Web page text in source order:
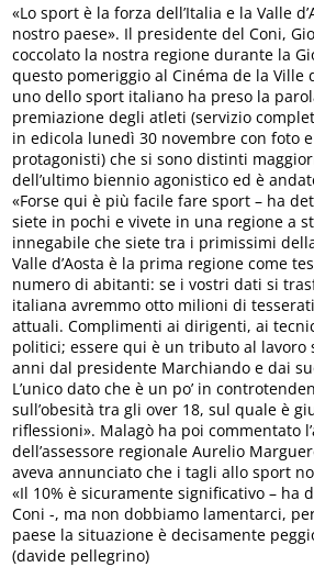
«Lo sport è la forza dell’Italia e la Valle
nostro paese». Il presidente del Coni,
coccolato la nostra regione durante la
questo pomeriggio al Cinéma de la Ville
uno dello sport italiano ha preso la
premiazione degli atleti (servizio
in edicola lunedì 30 novembre con foto
protagonisti) che si sono distinti
dell’ultimo biennio agonistico ed è
«Forse qui è più facile fare sport – ha
siete in pochi e vivete in una regione a
innegabile che siete tra i primissimi
Valle d’Aosta è la prima regione come
numero di abitanti: se i vostri dati si
italiana avremmo otto milioni di
attuali. Complimenti ai dirigenti, ai
politici; essere qui è un tributo al lavoro
anni dal presidente Marchiando e dai
L’unico dato che è un po’ in
sull’obesità tra gli over 18, sul quale è
riflessioni». Malagò ha poi commentato
dell’assessore regionale Aurelio
aveva annunciato che i tagli allo sport
«Il 10% è sicuramente significativo – ha
Coni -, ma non dobbiamo lamentarci,
paese la situazione è decisamente
(davide pellegrino)